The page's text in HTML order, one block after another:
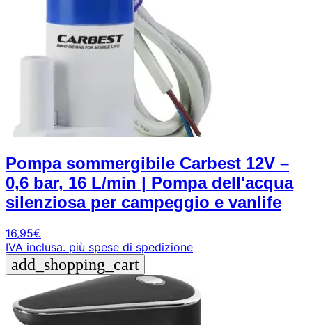
Pompa sommergibile Carbest 12V –
0,6 bar, 16 L/min | Pompa dell'acqua
silenziosa per campeggio e vanlife
16,95€
IVA inclusa. più spese di spedizione
add_shopping_cart